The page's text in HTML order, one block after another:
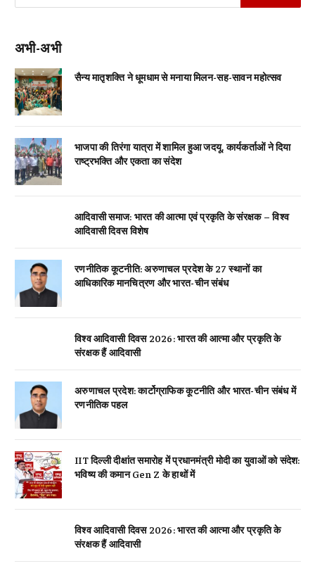
अभी-अभी
सैन्य मातृशक्ति ने धूमधाम से मनाया मिलन-सह-सावन महोत्सव
भाजपा की तिरंगा यात्रा में शामिल हुआ जदयू, कार्यकर्ताओं ने दिया
राष्ट्रभक्ति और एकता का संदेश
आदिवासी समाज: भारत की आत्मा एवं प्रकृति के संरक्षक – विश्व
आदिवासी दिवस विशेष
रणनीतिक कूटनीति: अरुणाचल प्रदेश के 27 स्थानों का
आधिकारिक मानचित्रण और भारत-चीन संबंध
विश्व आदिवासी दिवस 2026: भारत की आत्मा और प्रकृति के
संरक्षक हैं आदिवासी
अरुणाचल प्रदेश: कार्टोग्राफिक कूटनीति और भारत-चीन संबंध में
रणनीतिक पहल
IIT दिल्ली दीक्षांत समारोह में प्रधानमंत्री मोदी का युवाओं को संदेश:
भविष्य की कमान Gen Z के हाथों में
विश्व आदिवासी दिवस 2026: भारत की आत्मा और प्रकृति के
संरक्षक हैं आदिवासी